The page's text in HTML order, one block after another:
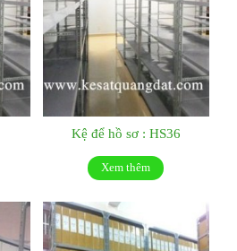
Kệ để hồ sơ : HS36
Xem thêm